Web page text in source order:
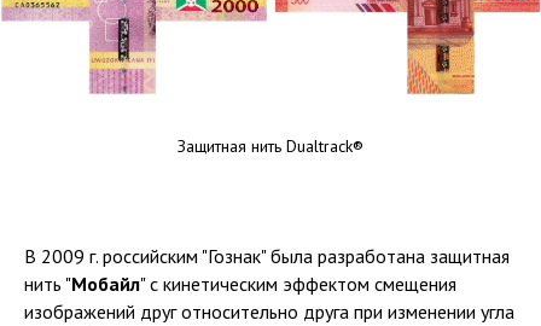
Защитная нить Dualtrack®
В 2009 г. российским "Гознак" была разработана защитная
нить "Мобайл" с кинетическим эффектом смещения
изображений друг относительно друга при изменении угла